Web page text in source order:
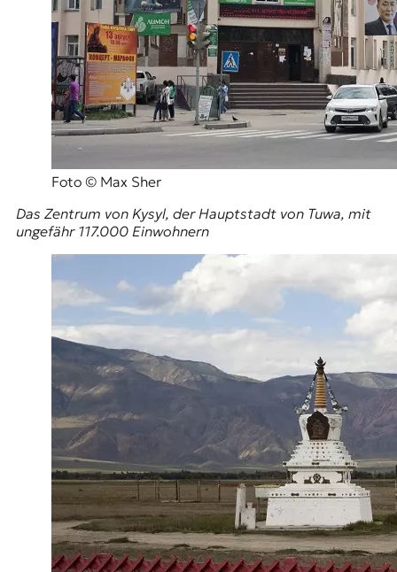
Foto © Max Sher
Das Zentrum von Kysyl, der Hauptstadt von Tuwa, mit
ungefähr 117.000 Einwohnern